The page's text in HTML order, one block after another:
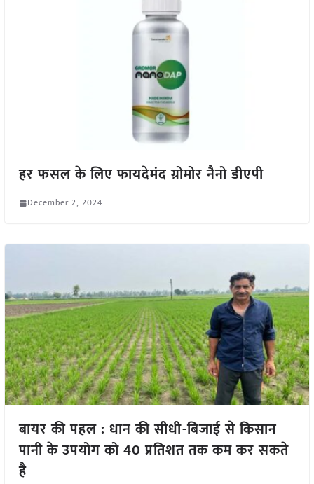
हर फसल के लिए फायदेमंद ग्रोमोर नैनो डीएपी
December 2, 2024
बायर की पहल : धान की सीधी-बिजाई से किसान
पानी के उपयोग को 40 प्रतिशत तक कम कर सकते
है